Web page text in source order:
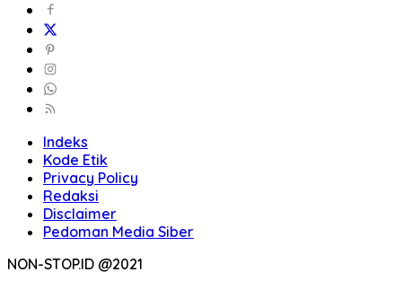
Indeks
Kode Etik
Privacy Policy
Redaksi
Disclaimer
Pedoman Media Siber
NON-STOP.ID @2021